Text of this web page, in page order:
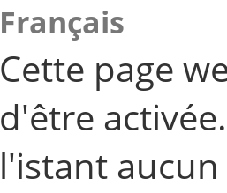
Français
Cette page
d'être
l'istant